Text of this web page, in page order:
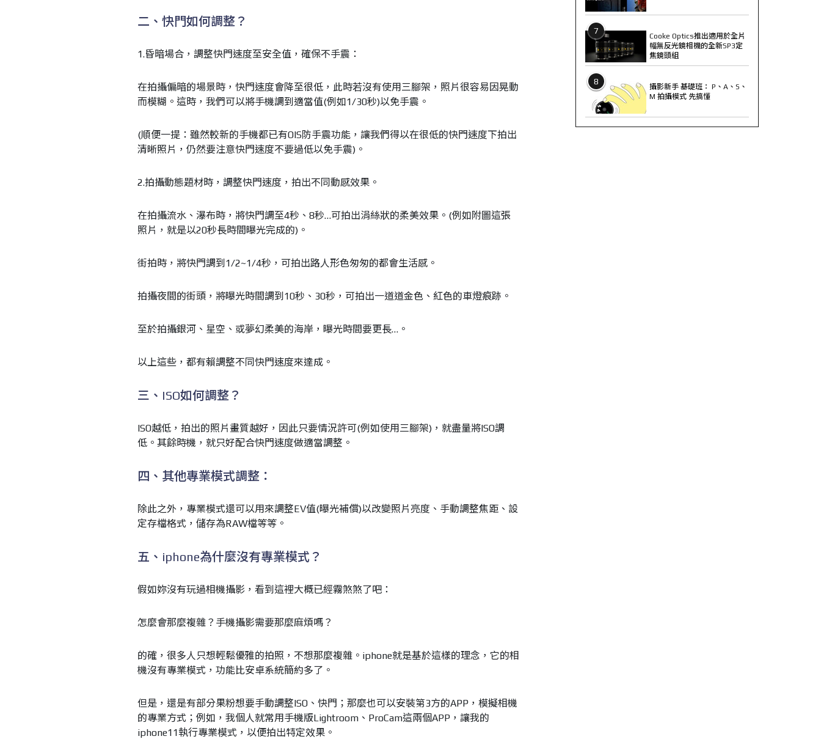
二、快門如何調整？
1.昏暗場合，調整快門速度至安全值，確保不手震：
在拍攝偏暗的場景時，快門速度會降至很低，此時若沒有使用三腳架，照片很容易因晃動
而模糊。這時，我們可以將手機調到適當值(例如1/30秒)以免手震。
(順便一提：雖然較新的手機都已有OIS防手震功能，讓我們得以在很低的快門速度下拍出
清晰照片，仍然要注意快門速度不要過低以免手震)。
2.拍攝動態題材時，調整快門速度，拍出不同動感效果。
在拍攝流水、瀑布時，將快門調至4秒、8秒…可拍出涓絲狀的柔美效果。(例如附圖這張
照片，就是以20秒長時間曝光完成的)。
街拍時，將快門調到1/2~1/4秒，可拍出路人形色匆匆的都會生活感。
拍攝夜間的街頭，將曝光時間調到10秒、30秒，可拍出一道道金色、紅色的車燈痕跡。
至於拍攝銀河、星空、或夢幻柔美的海岸，曝光時間要更長…。
以上這些，都有賴調整不同快門速度來達成。
三、ISO如何調整？
ISO越低，拍出的照片畫質越好，因此只要情況許可(例如使用三腳架)，就盡量將ISO調
低。其餘時機，就只好配合快門速度做適當調整。
四、其他專業模式調整：
除此之外，專業模式還可以用來調整EV值(曝光補償)以改變照片亮度、手動調整焦距、設
定存檔格式，儲存為RAW檔等等。
五、iphone為什麼沒有專業模式？
假如妳沒有玩過相機攝影，看到這裡大概已經霧煞煞了吧：
怎麼會那麼複雜？手機攝影需要那麼麻煩嗎？
的確，很多人只想輕鬆優雅的拍照，不想那麼複雜。iphone就是基於這樣的理念，它的相
機沒有專業模式，功能比安卓系統簡約多了。
但是，還是有部分果粉想要手動調整ISO、快門；那麼也可以安裝第3方的APP，模擬相機
的專業方式；例如，我個人就常用手機版Lightroom、ProCam這兩個APP，讓我的
iphone11執行專業模式，以便拍出特定效果。
7
Cooke Optics推出適用於全片
幅無反光鏡相機的全新SP3定
焦鏡頭組
8
攝影新手 基礎班： P、A、S、
M 拍攝模式 先搞懂